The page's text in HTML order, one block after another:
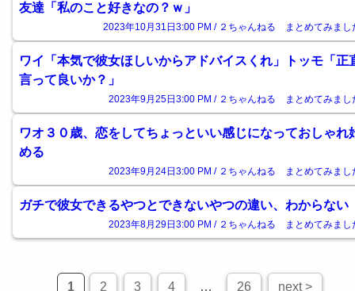
友達「私のこと好きなの？ｗ」
2023年10月31日3:00 PM / ２ちゃんねる まとめてみまし
ワイ「本気で彼女ほしいからアドバイスくれ」トッモ「正
言って良いか？」
2023年9月25日3:00 PM / ２ちゃんねる まとめてみまし
ワオ３０歳、恋をしてちょっといい感じになっておしゃれ
める
2023年9月24日3:00 PM / ２ちゃんねる まとめてみまし
ガチで彼女できるやつとできないやつの違い、わからない
2023年8月29日3:00 PM / ２ちゃんねる まとめてみまし
1 2 3 4 … 26 next >